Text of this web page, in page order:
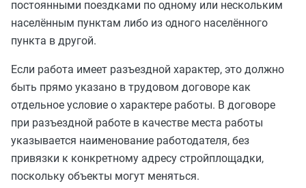
постоянными поездками по одному или нескольким
населённым пунктам либо из одного населённого
пункта в другой.
Если работа имеет разъездной характер, это должно
быть прямо указано в трудовом договоре как
отдельное условие о характере работы. В договоре
при разъездной работе в качестве места работы
указывается наименование работодателя, без
привязки к конкретному адресу стройплощадки,
поскольку объекты могут меняться.